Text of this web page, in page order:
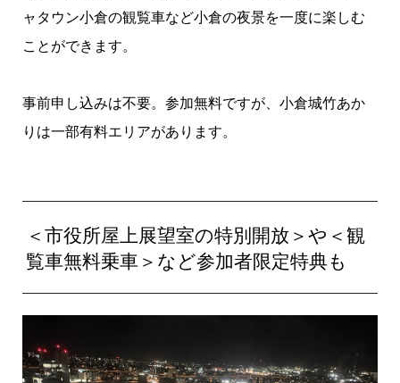
ャタウン小倉の観覧車など小倉の夜景を一度に楽しむ
ことができます。
事前申し込みは不要。参加無料ですが、小倉城竹あか
りは一部有料エリアがあります。
＜市役所屋上展望室の特別開放＞や＜観
覧車無料乗車＞など参加者限定特典も